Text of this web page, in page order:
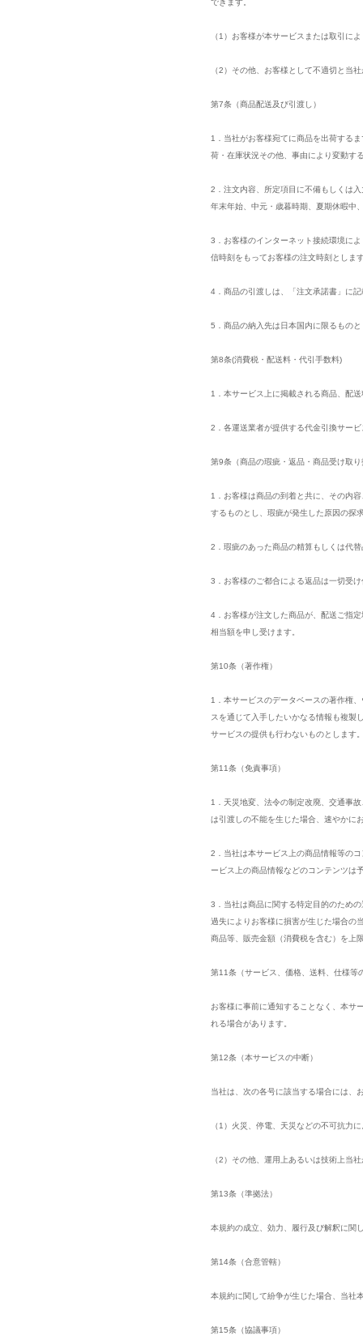
できます。
（1）お客様が本サービスまたは取引に
（2）その他、お客様として不適切と当
第7条（商品配送及び引渡し）
1．当社がお客様宛てに商品を出荷する
荷・在庫状況その他、事由により変動す
2．注文内容、所定項目に不備もしくは
年末年始、中元・歳暮時期、夏期休暇中
3．お客様のインターネット接続環境に
信時刻をもってお客様の注文時刻としま
4．商品の引渡しは、「注文承諾書」に
5．商品の納入先は日本国内に限るもの
第8条(消費税・配送料・代引手数料)
1．本サービス上に掲載される商品、配
2．各運送業者が提供する代金引換サー
第9条（商品の瑕疵・返品・商品受け取
1．お客様は商品の到着と共に、その内
するものとし、瑕疵が発生した原因の探
2．瑕疵のあった商品の精算もしくは代
3．お客様のご都合による返品は一切受
4．お客様が注文した商品が、配送ご指
相当額を申し受けます。
第10条（著作権）
1．本サービスのデータベースの著作権
スを通じて入手したいかなる情報も複製
サービスの提供も行わないものとします
第11条（免責事項）
1．天災地変、法令の制定改廃、交通事
は引渡しの不能を生じた場合、速やかに
2．当社は本サービス上の商品情報等の
ービス上の商品情報などのコンテンツは
3．当社は商品に関する特定目的のため
過失によりお客様に損害が生じた場合の
商品等、販売金額（消費税を含む）を上
第11条（サービス、価格、送料、仕様等
お客様に事前に通知することなく、本サ
れる場合があります。
第12条（本サービスの中断）
当社は、次の各号に該当する場合には、
（1）火災、停電、天災などの不可抗力
（2）その他、運用上あるいは技術上当
第13条（準拠法）
本規約の成立、効力、履行及び解釈に関
第14条（合意管轄）
本規約に関して紛争が生じた場合、当社
第15条（協議事項）